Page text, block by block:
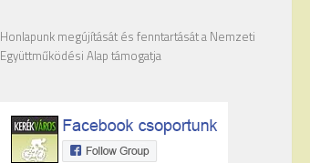
Honlapunk megújítását és fenntartását a Nemzeti
Együttműködési Alap támogatja